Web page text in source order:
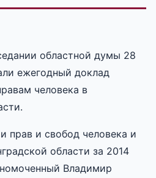
областной думы 28
ежегодный доклад
человека в
прав и свобод человека и
области за 2014
Владимир